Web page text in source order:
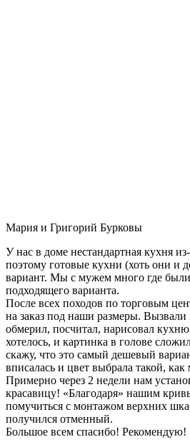
Мария и Григорий Бурковы
У нас в доме нестандартная кухня
поэтому готовые кухни (хоть они и
вариант. Мы с мужем много где
подходящего варианта.
После всех походов по торговым
на заказ под наши размеры. Вызвали
обмерил, посчитал, нарисовал
хотелось, и картинка в голове
скажу, что это самый дешевый
вписалась и цвет выбрала такой, как
Примерно через 2 недели нам
красавицу! «Благодаря» нашим
помучиться с монтажом верхних
получился отменный.
Большое всем спасибо! Рекомендую!